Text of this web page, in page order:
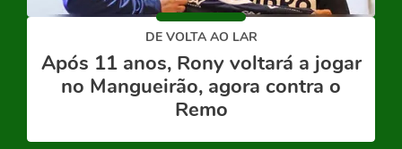
DE VOLTA AO LAR
Após 11 anos, Rony voltará a jogar
no Mangueirão, agora contra o
Remo